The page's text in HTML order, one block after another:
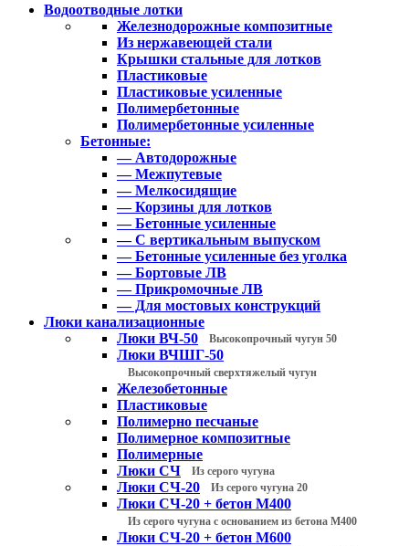
Водоотводные лотки
Железнодорожные композитные
Из нержавеющей стали
Крышки стальные для лотков
Пластиковые
Пластиковые усиленные
Полимербетонные
Полимербетонные усиленные
Бетонные:
— Автодорожные
— Межпутевые
— Мелкосидящие
— Корзины для лотков
— Бетонные усиленные
— С вертикальным выпуском
— Бетонные усиленные без уголка
— Бортовые ЛВ
— Прикромочные ЛВ
— Для мостовых конструкций
Люки канализационные
Люки ВЧ-50
Высокопрочный чугун 50
Люки ВЧШГ-50
Высокопрочный сверхтяжелый чугун
Железобетонные
Пластиковые
Полимерно песчаные
Полимерное композитные
Полимерные
Люки СЧ
Из серого чугуна
Люки СЧ-20 Из серого чугуна 20
Люки СЧ-20 + бетон М400
Из серого чугуна с основанием из бетона М400
Люки СЧ-20 + бетон М600